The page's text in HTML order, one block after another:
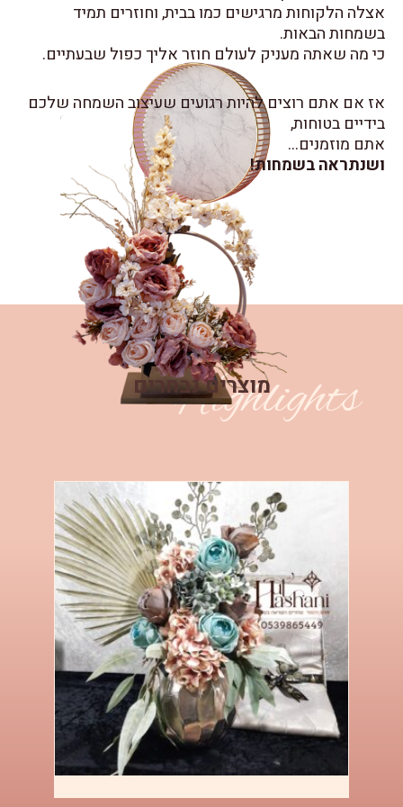
מרגישים כמו בבית, וחוזרים תמיד
לעולם חוזר אליך כפול שבעתיים.
להיות רגועים שעיצוב השמחה שלכם
מוצרים נבחרים